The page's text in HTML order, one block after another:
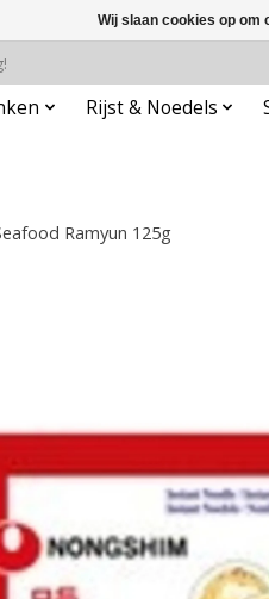
Rijst & Noedels
Ramyun 125g
Wij slaan cookies op om